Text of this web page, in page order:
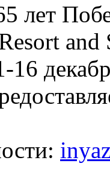
лет
and
16